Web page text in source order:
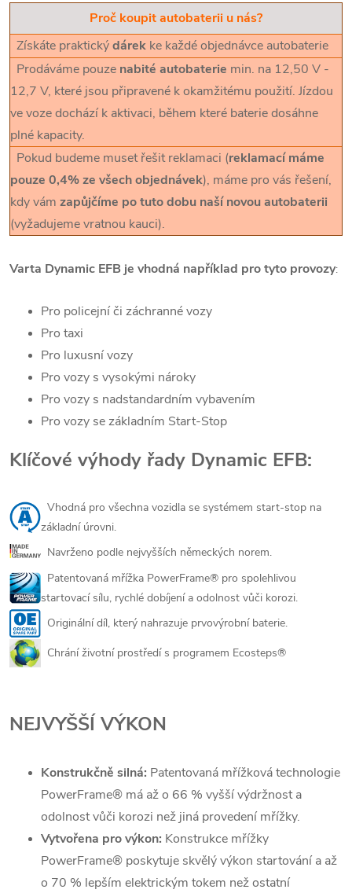
Proč koupit autobaterii u nás?
Získáte praktickýdárek ke každé objednávce autobaterie
Prodáváme pouze nabité autobaterie min. na 12,50 V -
12,7 V, které jsou připravené k okamžitému použití. Jízdou
ve voze dochází k aktivaci, během které baterie dosáhne
plné kapacity.
Pokud budeme muset řešit reklamaci (reklamací máme
pouze 0,4% ze všech objednávek), máme pro vás řešení,
kdy vám zapůjčíme po tuto dobu naší novou autobaterii
(vyžadujeme vratnou kauci).
Varta Dynamic EFB je vhodná například pro tyto provozy:
Pro policejní či záchranné vozy
Pro taxi
Pro luxusní vozy
Pro vozy s vysokými nároky
Pro vozy s nadstandardním vybavením
Pro vozy se základním Start-Stop
Klíčové výhody řady Dynamic EFB:
Vhodná pro všechna vozidla se systémem start-stop na
základní úrovni.
Navrženo podle nejvyšších německých norem.
Patentovaná mřížka PowerFrame® pro spolehlivou
startovací sílu, rychlé dobíjení a odolnost vůči korozi.
Originální díl, který nahrazuje prvovýrobní baterie.
Chrání životní prostředí s programem Ecosteps®
NEJVYŠŠÍ VÝKON
Konstrukčně silná: Patentovaná mřížková technologie
PowerFrame® má až o 66 % vyšší výdržnost a
odolnost vůči korozi než jiná provedení mřížky.
Vytvořena pro výkon: Konstrukce mřížky
PowerFrame® poskytuje skvělý výkon startování a až
o 70 % lepším elektrickým tokem než ostatní